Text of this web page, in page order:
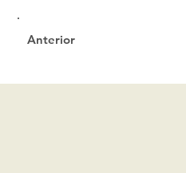
Anterior